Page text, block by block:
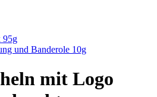
95g
und Banderole 10g
mit Logo